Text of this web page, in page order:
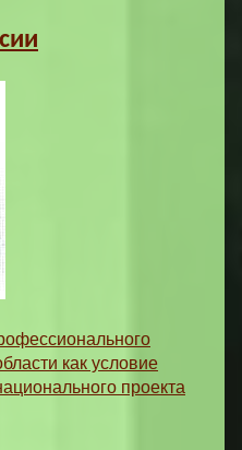
как условие
проекта